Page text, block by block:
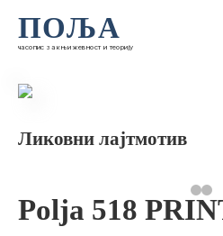
ПОЉА
часопис за књижевност и теорију
Ликовни лајтмотив
Polja 518